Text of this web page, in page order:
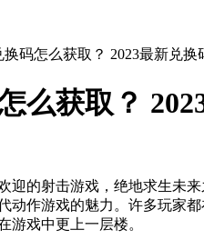
码怎么获取？ 2023最新兑换
么获取？
迎的射击游戏，绝地求生未
动作游戏的魅力。许多玩家
游戏中更上一层楼。